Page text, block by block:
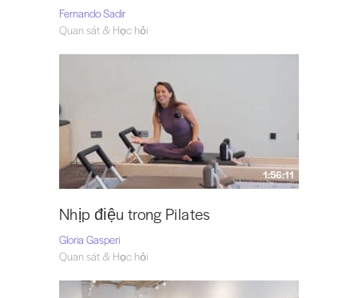
Fernando Sadir
Quan sát & Học hỏi
1:56:11
Nhịp điệu trong Pilates
Gloria Gasperi
Quan sát & Học hỏi